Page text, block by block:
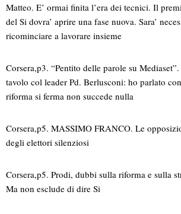
Matteo. E’ ormai finita l’era dei tecnici. Il
del Si dovra’ aprire una fase nuova. Sara’
ricominciare a lavorare insieme
Corsera,p3. “Pentito delle parole su
tavolo col leader Pd. Berlusconi: ho parlato
riforma si ferma non succede nulla
Corsera,p5. MASSIMO FRANCO. Le
degli elettori silenziosi
Corsera,p5. Prodi, dubbi sulla riforma e sulla
Ma non esclude di dire Si